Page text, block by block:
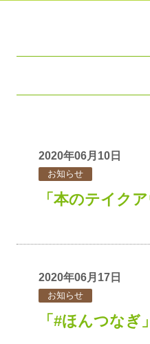
2020年06月10日
お知らせ
「本のテイク
2020年06月17日
お知らせ
「#ほんつな